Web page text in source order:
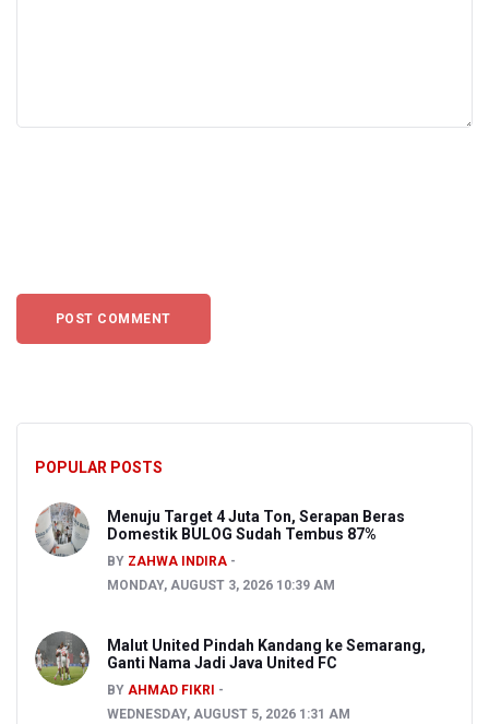
POPULAR POSTS
Menuju Target 4 Juta Ton, Serapan Beras
Domestik BULOG Sudah Tembus 87%
BY ZAHWA INDIRA
MONDAY, AUGUST 3, 2026 10:39 AM
Malut United Pindah Kandang ke Semarang,
Ganti Nama Jadi Java United FC
BY AHMAD FIKRI
WEDNESDAY, AUGUST 5, 2026 1:31 AM